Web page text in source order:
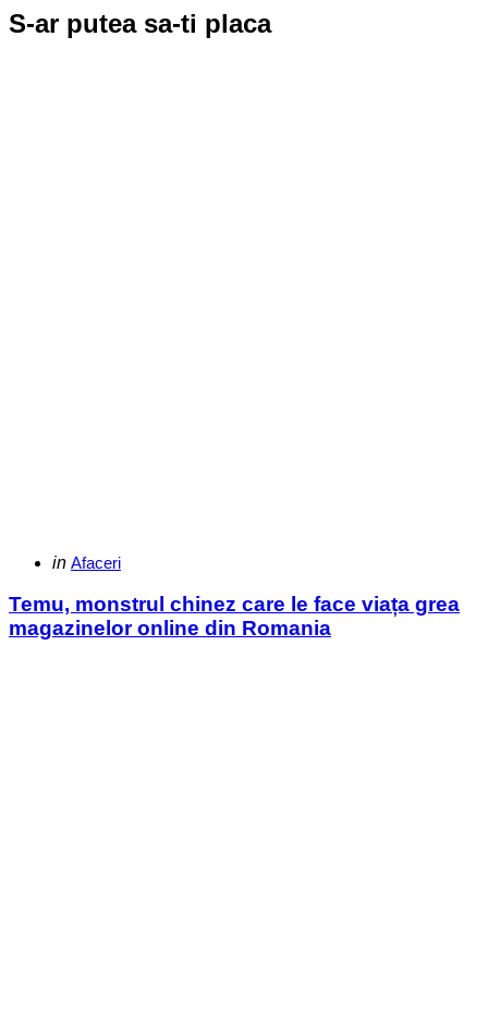
S-ar putea sa-ti placa
Categories
Posted
in Afaceri
Temu, monstrul chinez care le face viața grea
magazinelor online din Romania